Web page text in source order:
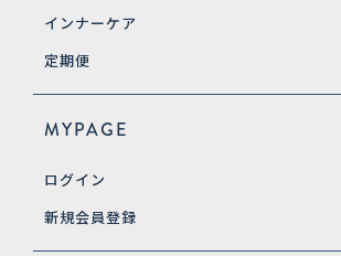
インナーケア
定期便
MYPAGE
ログイン
新規会員登録